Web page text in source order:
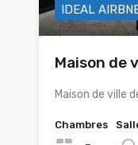
IDEAL
Maison de
Maison de ville
Chambres